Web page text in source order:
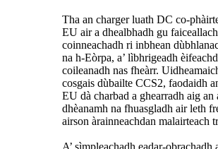
Tha an charger luath DC co-
EU air a dhealbhadh gu
coinneachadh ri inbhean
na h-Eòrpa, a’ lìbhrigeadh
coileanadh nas fheàrr.
cosgais dùbailte CCS2, faodaidh
EU dà charbad a ghearradh aig an
dhèanamh na fhuasgladh air leth
airson àrainneachdan malairteach
A’ sìmpleachadh eadar-obrachadh